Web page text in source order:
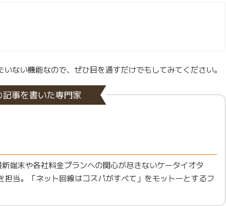
ない機能なので、ぜひ目を通すだけでもしてみてください。
記事を書いた専門家
端末や各社料金プランへの関心が尽きないケータイオタ
当。「ネット回線はコスパがすべて」をモットーとするフ